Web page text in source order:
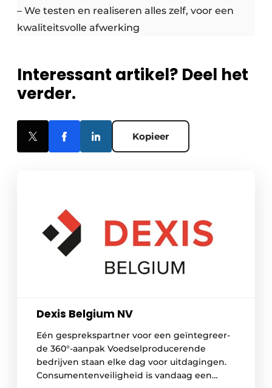
– We testen en realiseren alles zelf, voor een
kwaliteitsvolle afwerking
Interessant artikel? Deel het
verder.
Kopieer
Dexis Belgium NV
Eén gesprekspartner voor een geïntegreer­
de 360°-aanpak Voedselproducerende
bedrijven staan elke dag voor uitdagingen.
Consumentenveilig­heid is vandaag een